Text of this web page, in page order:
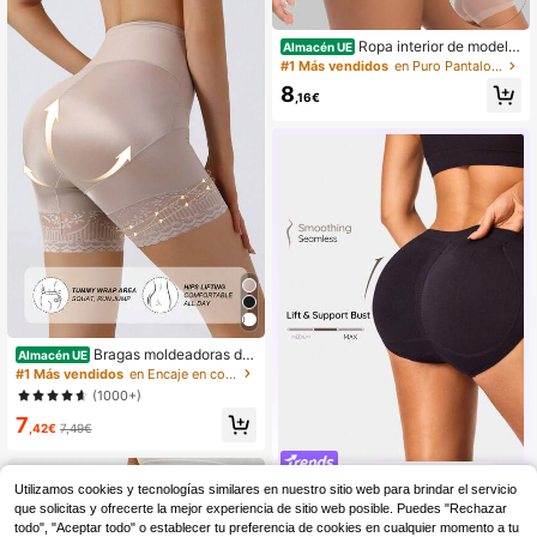
Almacén UE Bragas moldeadoras de
cintura alta, shorts moldeadores sin
costuras para control del abdomen,
ropa interior levantadora de abdom
en y glúteos para mujeres
#1 Más vendidos
en Encaje en contraste Pantalones moldeadores para
(1000+)
7 ,42€ 7,49€
Almacén UE Ropa interior de modela
do sin costuras de seda de hielo tra
cintura alta para mujeres con realce
#1 Más vendidos en Puro Pantalones moldeadores para mujer
8,16€
#negroatemporal
Color de Moda
Novedades en 16 Días
En el top
6 ,36€
Utilizamos cookies y tecnologías similares en nuestro sitio web para brindar el servicio
que solicitas y ofrecerte la mejor experiencia de sitio web posible. Puedes "Rechazar
todo", "Aceptar todo" o establecer tu preferencia de cookies en cualquier momento a tu